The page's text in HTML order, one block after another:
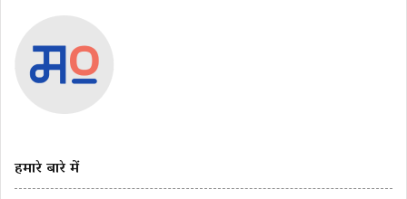
हमारे बारे में